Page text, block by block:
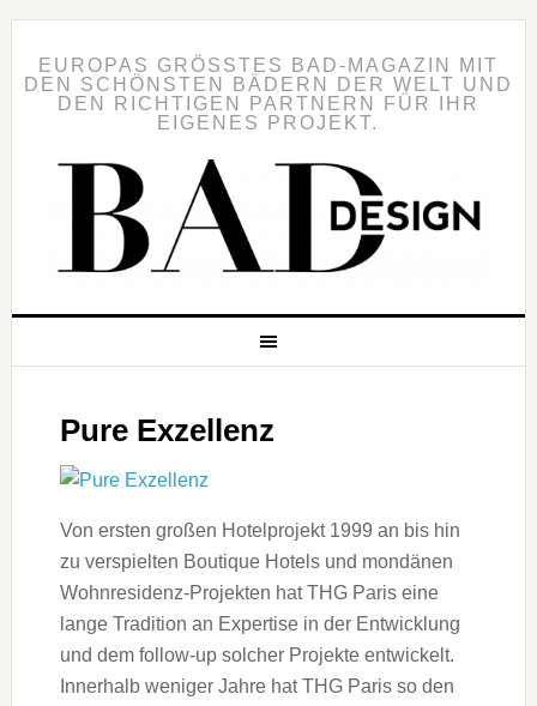
EUROPAS GRÖSSTES BAD-MAGAZIN MIT D
EN SCHÖNSTEN BÄDERN DER WELT UND D
EN RICHTIGEN PARTNERN FÜR IHR E
IGENES PROJEKT.
Pure Exzellenz
Von ersten großen Hotelprojekt 1999 an bis hin
zu verspielten Boutique Hotels und mondänen
Wohnresidenz-Projekten hat THG Paris eine
lange Tradition an Expertise in der Entwicklung
und dem follow-up solcher Projekte entwickelt.
Innerhalb weniger Jahre hat THG Paris so den